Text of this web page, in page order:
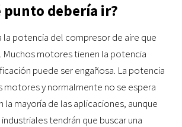
punto debería ir?
la potencia del compresor de aire que
Muchos motores tienen la potencia
puede ser engañosa. La potencia
motores y normalmente no se espera
la mayoría de las aplicaciones, aunque
tendrán que buscar una